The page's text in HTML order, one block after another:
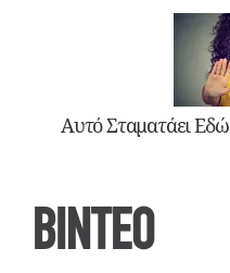
Αυτό Σταματάει Εδώ
ΒΙΝΤΕΟ